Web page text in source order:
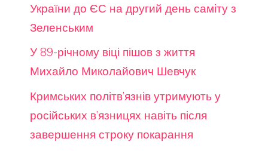
України до ЄС на другий день саміту з
Зеленським
У 89-річному віці пішов з життя
Михайло Миколайович Шевчук
Кримських політв’язнів утримують у
російських в’язницях навіть після
завершення строку покарання